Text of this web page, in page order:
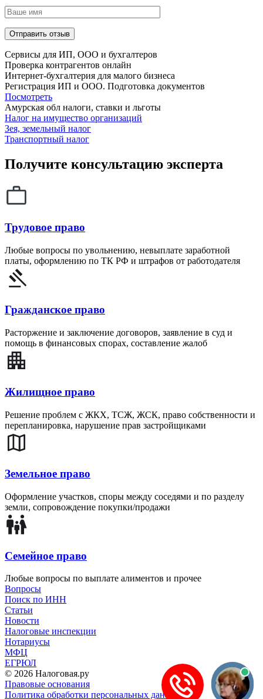
Сервисы для ИП, ООО и бухгалтеров
Проверка контрагентов онлайн
Интернет-бухгалтерия для малого бизнеса
Регистрация ИП и ООО. Подготовка документов
Посмотреть
Амурская обл налоги, ставки и льготы
Налог на имущество организаций
Зея, земельный налог
Транспортный налог
Получите консультацию эксперта
Трудовое право
Любые вопросы по увольнению, невыплате заработной
платы, оформлению по ТК РФ и штрафов от работодателя
Гражданское право
Расторжение и заключение договоров, заявление в суд и
помощь в финансовых спорах, составление жалоб
Жилищное право
Решение проблем с ЖКХ, ТСЖ, ЖСК, право собственности и
перепланировка, нарушение прав застройщиками
Земельное право
Оформление участков, споры между соседями и по разделу
земли, сопровождение покупки/продажи
Семейное право
Любые вопросы по выплате алиментов и прочее
Вопросы
Поиск по ИНН
Статьи
Новости
Налоговые инспекции
Нотариусы
МФЦ
ЕГРЮЛ
© 2026 Налоговая.ру
Правовые основания
Политика обработки персональных данных